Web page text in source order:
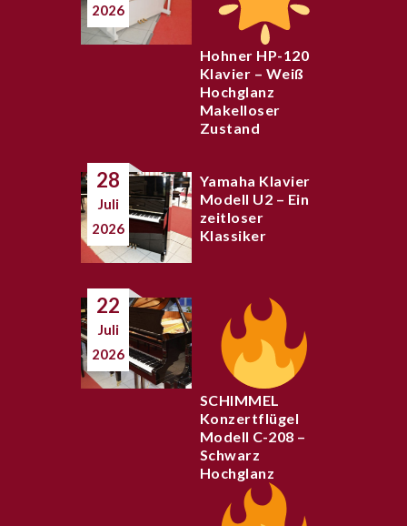
2026
Hohner HP-120
Klavier – Weiß
Hochglanz
Makelloser
Zustand
28
Juli
2026
Yamaha Klavier
Modell U2 – Ein
zeitloser
Klassiker
22
Juli
2026
SCHIMMEL
Konzertflügel
Modell C-208 –
Schwarz
Hochglanz